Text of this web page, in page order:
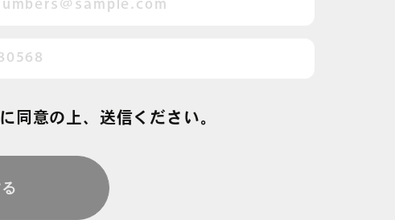
に 同意の上、送信ください。